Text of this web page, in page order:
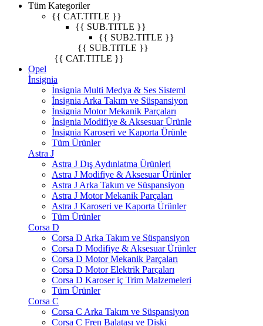
Tüm Kategoriler
{{ CAT.TITLE }}
{{ SUB.TITLE }}
{{ SUB2.TITLE }}
{{ SUB.TITLE }}
{{ CAT.TITLE }}
Opel
İnsignia
İnsignia Multi Medya & Ses Sisteml
İnsignia Arka Takım ve Süspansiyon
İnsignia Motor Mekanik Parçaları
İnsignia Modifiye & Aksesuar Ürünle
İnsignia Karoseri ve Kaporta Ürünle
Tüm Ürünler
Astra J
Astra J Dış Aydınlatma Ürünleri
Astra J Modifiye & Aksesuar Ürünler
Astra J Arka Takım ve Süspansiyon
Astra J Motor Mekanik Parçaları
Astra J Karoseri ve Kaporta Ürünler
Tüm Ürünler
Corsa D
Corsa D Arka Takım ve Süspansiyon
Corsa D Modifiye & Aksesuar Ürünler
Corsa D Motor Mekanik Parçaları
Corsa D Motor Elektrik Parçaları
Corsa D Karoser iç Trim Malzemeleri
Tüm Ürünler
Corsa C
Corsa C Arka Takım ve Süspansiyon
Corsa C Fren Balatası ve Diski